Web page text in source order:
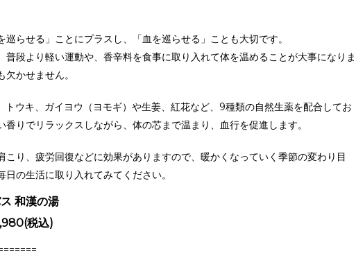
巡らせる」ことにプラスし、「血を巡らせる」ことも大切です。
普段より軽い運動や、香辛料を食事に取り入れて体を温めることが大事になりま
かせません。
トウキ、ガイヨウ（ヨモギ）や生姜、紅花など、9種類の自然生薬を配合してお
香りでリラックスしながら、体の芯まで温まり、血行を促進します。
こり、疲労回復などに効果がありますので、暖かくなっていく季節の変わり目
日の生活に取り入れてみてください。
和漢の湯
税込)